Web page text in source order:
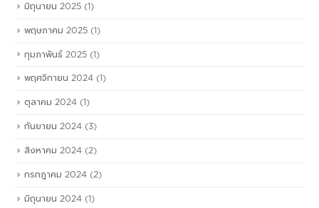
มิถุนายน 2025 (1)
พฤษภาคม 2025 (1)
กุมภาพันธ์ 2025 (1)
พฤศจิกายน 2024 (1)
ตุลาคม 2024 (1)
กันยายน 2024 (3)
สิงหาคม 2024 (2)
กรกฎาคม 2024 (2)
มิถุนายน 2024 (1)